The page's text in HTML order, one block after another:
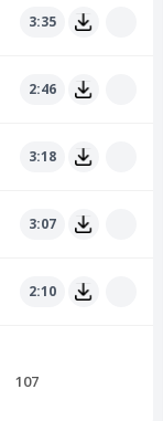
3:35
2:46
3:18
3:07
2:10
107